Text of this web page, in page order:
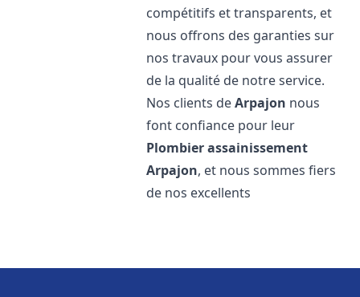
compétitifs et transparents, et
nous offrons des garanties sur
nos travaux pour vous assurer
de la qualité de notre service.
Nos clients deArpajon nous
font confiance pour leur
Plombier assainissement
Arpajon, et nous sommes fiers
de nos excellents